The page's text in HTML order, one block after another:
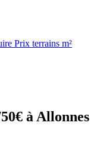
Prix terrains m²
à Allonnes